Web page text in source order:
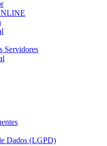
Servidores
Dados (LGPD)